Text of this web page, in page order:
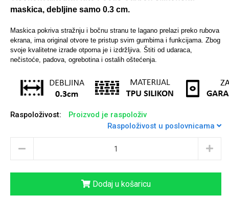
maskica, debljine samo 0.3 cm.
Maskica pokriva stražnju i bočnu stranu te lagano prelazi preko rubova
ekrana, ima original otvore te pristup svim gumbima i funkcijama. Zbog
svoje kvalitetne izrade otporna je i izdržljiva. Štiti od udaraca,
nečistoće, padova, ogrebotina i ostalih oštećenja.
Raspoloživost:
Proizvod je raspoloživ
Raspoloživost u poslovnicama
Dodaj u košaricu
Sleng Feel Good
Takeoff
Preklopne maskice